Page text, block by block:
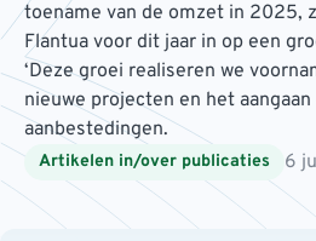
toename van de omzet in 2025,
Flantua voor dit jaar in op een
‘Deze groei realiseren we
nieuwe projecten en het
aanbestedingen.
Artikelen in/over publicaties 6